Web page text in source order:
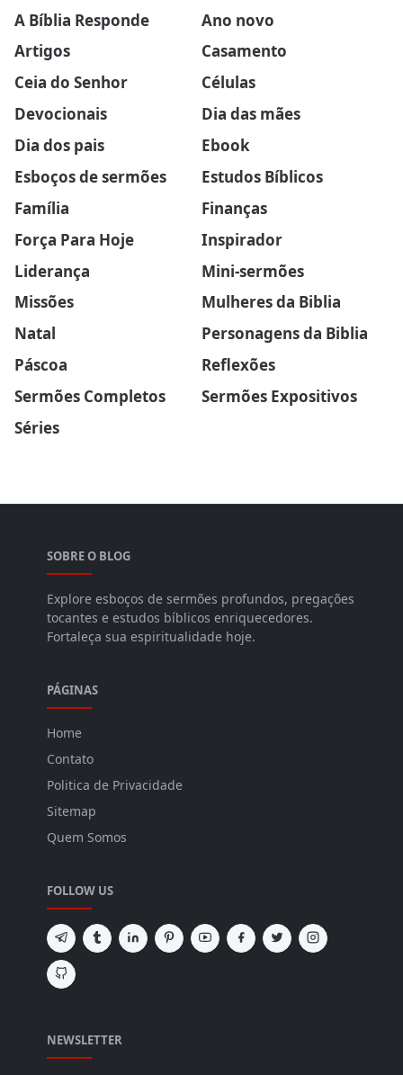
A Bíblia Responde
Ano novo
Artigos
Casamento
Ceia do Senhor
Células
Devocionais
Dia das mães
Dia dos pais
Ebook
Esboços de sermões
Estudos Bíblicos
Família
Finanças
Força Para Hoje
Inspirador
Liderança
Mini-sermões
Missões
Mulheres da Biblia
Natal
Personagens da Biblia
Páscoa
Reflexões
Sermões Completos
Sermões Expositivos
Séries
SOBRE O BLOG
Explore esboços de sermões profundos, pregações
tocantes e estudos bíblicos enriquecedores.
Fortaleça sua espiritualidade hoje.
PÁGINAS
Home
Contato
Politica de Privacidade
Sitemap
Quem Somos
FOLLOW US
NEWSLETTER